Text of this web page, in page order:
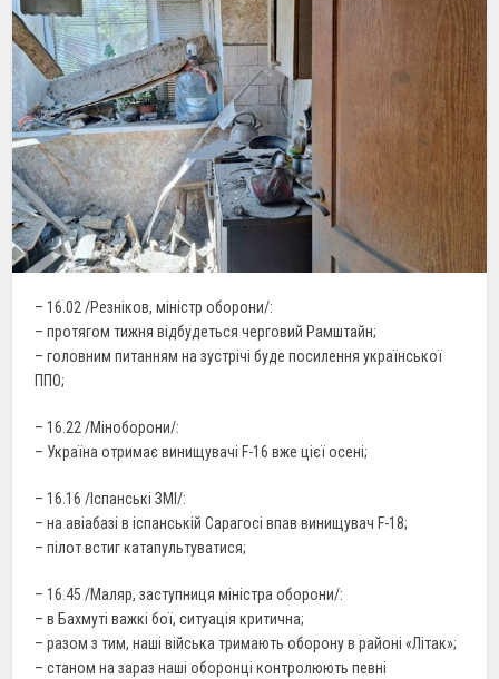
– 16.02 /Резніков, міністр оборони/:
– протягом тижня відбудеться черговий Рамштайн;
– головним питанням на зустрічі буде посилення української
ППО;
– 16.22 /Міноборони/:
– Україна отримає винищувачі F-16 вже цієї осені;
– 16.16 /Іспанські ЗМІ/:
– на авіабазі в іспанській Сарагосі впав винищувач F-18;
– пілот встиг катапультуватися;
– 16.45 /Маляр, заступниця міністра оборони/:
– в Бахмуті важкі бої, ситуація критична;
– разом з тим, наші війська тримають оборону в районі «Літак»;
– станом на зараз наші оборонці контролюють певні